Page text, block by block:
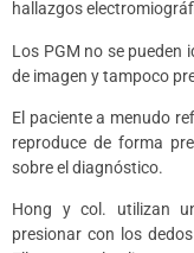
hallazgos
Los PGM no se pueden
de imagen y tampoco
El paciente a menudo
reproduce de forma
sobre el diagnóstico.
Hong y col. utilizan
presionar con los